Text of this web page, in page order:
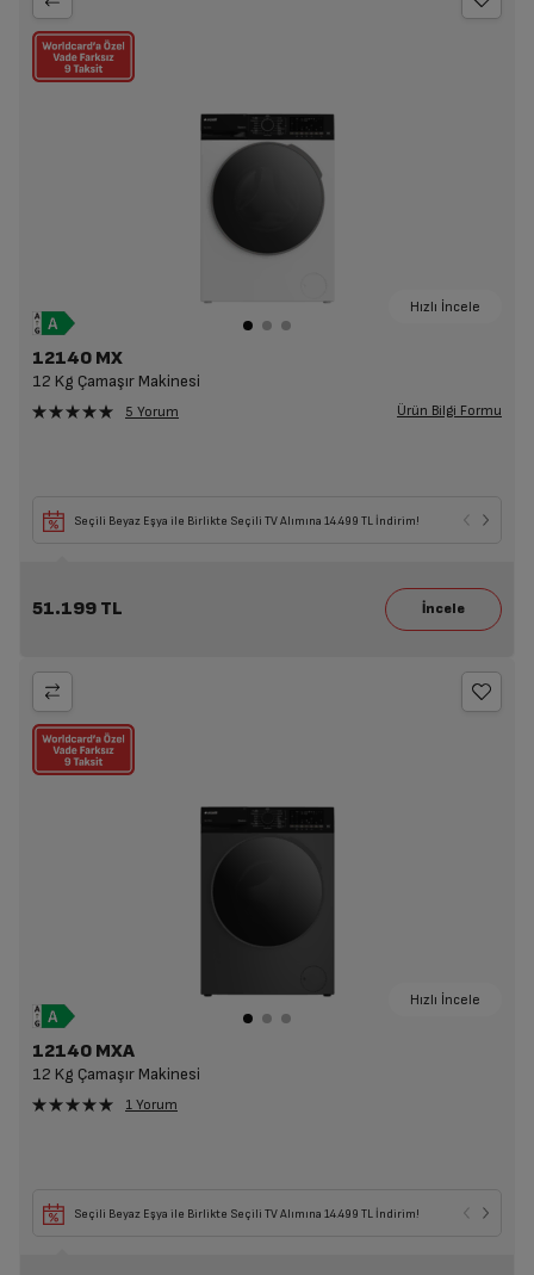
Hızlı İncele
12140 MX
12 Kg Çamaşır Makinesi
5 Yorum Ürün Bilgi Formu
Seçili Beyaz Eşya ile Birlikte Seçili TV Alımına 14.499 TL İndirim!
51.199 TL
Hızlı İncele
12140 MXA
12 Kg Çamaşır Makinesi
1 Yorum
Seçili Beyaz Eşya ile Birlikte Seçili TV Alımına 14.499 TL İndirim!